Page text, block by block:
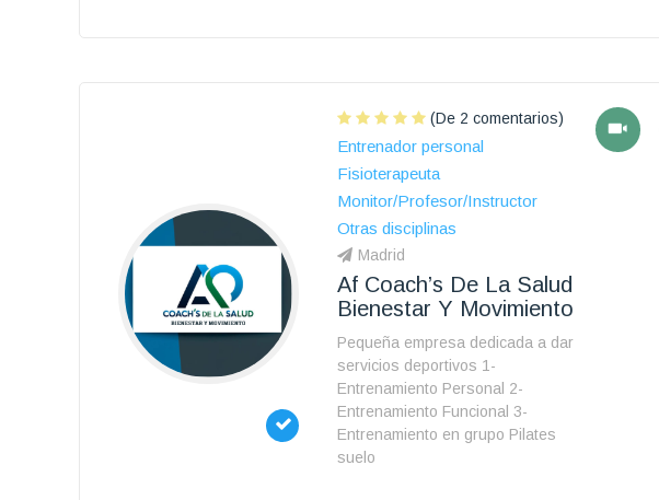
(De 2 comentarios)
Entrenador personal
Fisioterapeuta
Monitor/Profesor/Instructor
Otras disciplinas
Madrid
Af Coach’s De La Salud
Bienestar Y Movimiento
Pequeña empresa dedicada a dar
servicios deportivos 1-
Entrenamiento Personal 2-
Entrenamiento Funcional 3-
Entrenamiento en grupo Pilates
suelo